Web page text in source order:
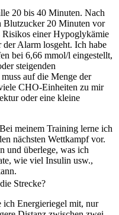
20 bis 40 Minuten. Nach
Blutzucker 20 Minuten vor
einer Hypoglykämie
der Alarm losgeht. Ich habe
bei 6,66 mmol/l eingestellt,
steigenden
auf die Menge der
CHO-Einheiten zu mir
oder eine kleine
meinem Training lerne ich
nächsten Wettkampf vor.
und überlege, was ich
wie viel Insulin usw.,
Strecke?
ich Energieriegel mit, nur